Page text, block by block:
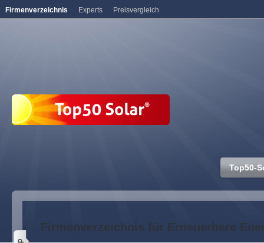
Top50-
Firmenverzeichnis für Erneuerbare
Firmenverzeichnis Experts Preisvergleich